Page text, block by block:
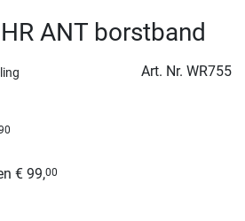
ANT borstband
Art. Nr. WR755
€ 99,00